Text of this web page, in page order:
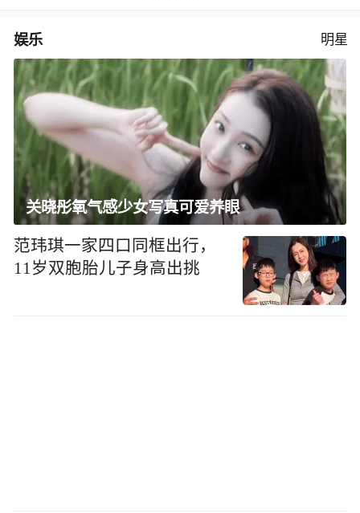
娱乐 明星
关晓彤氧气感少女写真可爱养眼
范玮琪一家四口同框出行，
11岁双胞胎儿子身高出挑